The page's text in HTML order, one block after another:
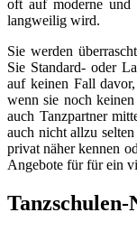
oft auf moderne und
langweilig wird.
Sie werden
Sie Standard- oder
auf keinen Fall
wenn sie noch
auch Tanzpartner
auch nicht allzu
privat näher kennen
Angebote für für ein